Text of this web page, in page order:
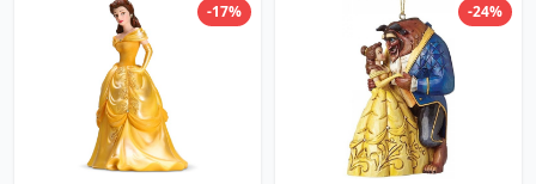
-17% -24%